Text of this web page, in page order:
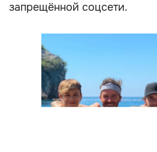
запрещённой соцсети.